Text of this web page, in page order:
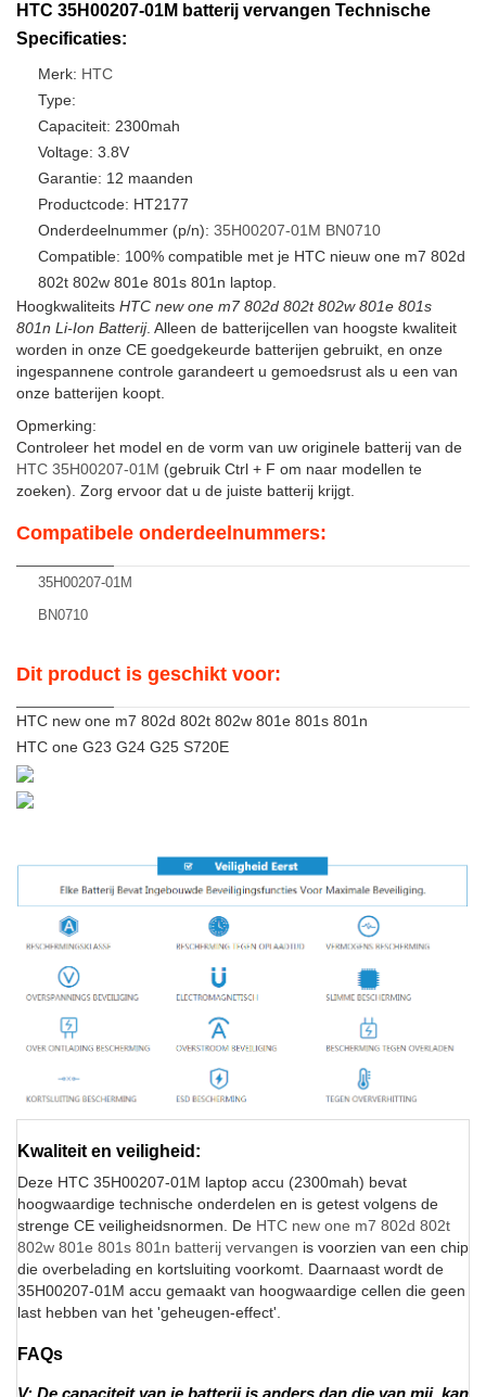
HTC 35H00207-01M batterij vervangen Technische
Specificaties:
Merk: HTC
Type:
Capaciteit: 2300mah
Voltage: 3.8V
Garantie: 12 maanden
Productcode: HT2177
Onderdeelnummer (p/n): 35H00207-01M BN0710
Compatible: 100% compatible met je HTC nieuw one m7 802d
802t 802w 801e 801s 801n laptop.
Hoogkwaliteits HTC new one m7 802d 802t 802w 801e 801s
801n Li-Ion Batterij. Alleen de batterijcellen van hoogste kwaliteit
worden in onze CE goedgekeurde batterijen gebruikt, en onze
ingespannene controle garandeert u gemoedsrust als u een van
onze batterijen koopt.
Opmerking:
Controleer het model en de vorm van uw originele batterij van de
HTC 35H00207-01M (gebruik Ctrl + F om naar modellen te
zoeken). Zorg ervoor dat u de juiste batterij krijgt.
Compatibele onderdeelnummers:
35H00207-01M
BN0710
Dit product is geschikt voor:
HTC new one m7 802d 802t 802w 801e 801s 801n
HTC one G23 G24 G25 S720E
Kwaliteit en veiligheid:
Deze HTC 35H00207-01M laptop accu (2300mah) bevat
hoogwaardige technische onderdelen en is getest volgens de
strenge CE veiligheidsnormen. De HTC new one m7 802d 802t
802w 801e 801s 801n batterij vervangen is voorzien van een chip
die overbelading en kortsluiting voorkomt. Daarnaast wordt de
35H00207-01M accu gemaakt van hoogwaardige cellen die geen
last hebben van het 'geheugen-effect'.
FAQs